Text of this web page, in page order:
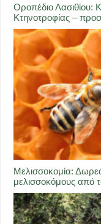
Οροπέδιο Λασιθίου:
Κτηνοτροφίας –
Μελισσοκομία:
μελισσοκόμους